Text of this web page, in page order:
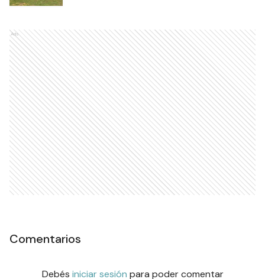
Ads
Comentarios
Debés iniciar sesión para poder comentar